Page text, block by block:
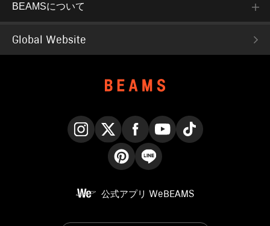
BEAMSについて
Global Website
公式アプリ WeBEAMS